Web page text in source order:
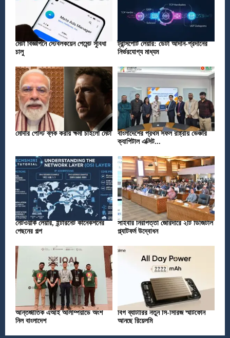
মেটা বিজ্ঞাপনে স্টেবলকয়েন পেমেন্ট সুবিধা
চালু
ট্রান্সপোর্ট লেয়ার: ডেটা আদান-প্রদানের
নির্ভরযোগ্য মাধ্যম
মোদীর পোস্ট ব্লক করায় ক্ষমা চাইলো মেটা
বাংলাদেশের প্রথম সফল রাষ্ট্রীয় ভেঞ্চার
ক্যাপিটাল এক্সিট...
নেটওয়ার্ক লেয়ার, ইন্টারনেট কানেকশনের
পেছনের গল্প
সাইবার নিরাপত্তা জোরদারে ২টি ডিজিটাল
প্ল্যাটফর্ম উদ্বোধন
আন্তর্জাতিক এআই অলিম্পিয়াডে অংশ
নিল বাংলাদেশ
বিগ ব্যাটারির নতুন সি-সিরিজ স্মার্টফোন
আনছে রিয়েলমি